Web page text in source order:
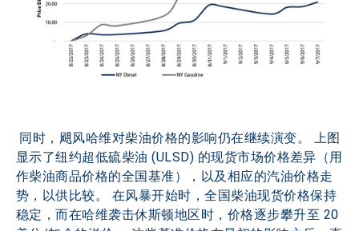
显示了纽约超低硫柴油 (ULSD) 的现货市场价格差异（用
作柴油商品价格的全国基准），以及相应的汽油价格走
势，以供比较。 在风暴开始时，全国柴油现货价格保持
稳定，而在哈维袭击休斯顿地区时，价格逐步攀升至 20